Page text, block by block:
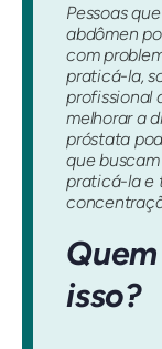
Pessoas
abdômen
com
praticá-la,
profissional
melhorar a
próstata
que
praticá-la e
isso?